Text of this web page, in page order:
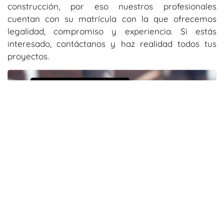
construcción, por eso nuestros profesionales
cuentan con su matrícula con la que ofrecemos
legalidad, compromiso y experiencia. Si estás
interesado, contáctanos y haz realidad todos tus
proyectos.